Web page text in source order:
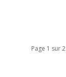
Page 1 sur 2